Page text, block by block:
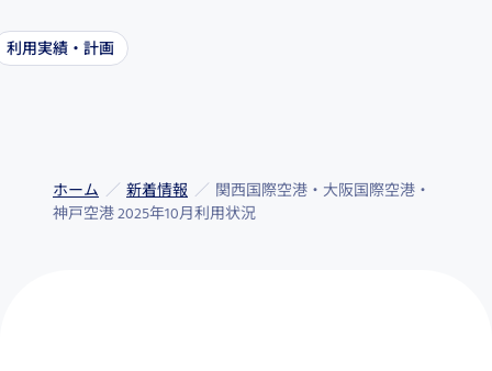
利用実績・計画
ホーム 新着情報
関西国際空港・大阪国際空港・
神戸空港 2025年10月利用状況